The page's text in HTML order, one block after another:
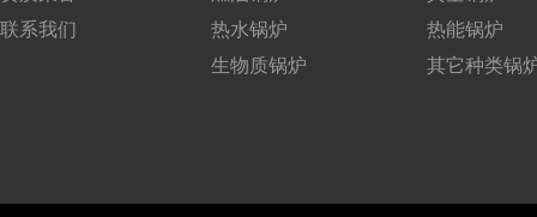
联系我们
热水锅炉
生物质锅炉
热能锅炉
其它种类锅